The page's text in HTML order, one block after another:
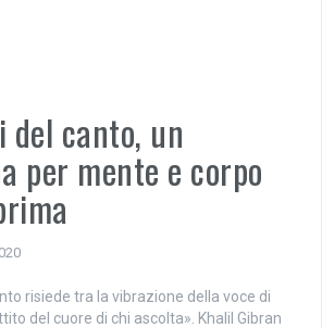
del canto, un
per mente e corpo
risiede tra la vibrazione della voce di
del cuore di chi ascolta». Khalil Gibran